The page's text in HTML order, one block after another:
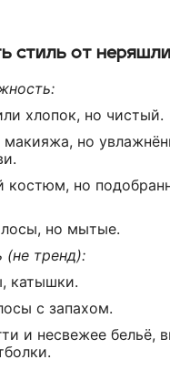
стиль от
хлопок, но чистый.
макияжа, но
костюм, но
но мытые.
(не тренд):
катышки.
с запахом.
и несвежее бельё,